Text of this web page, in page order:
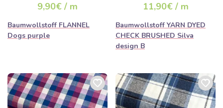
9,90€ / m
Baumwollstoff FLANNEL
Dogs purple
11,90€ / m
Baumwollstoff YARN DYED
CHECK BRUSHED Silva
design B